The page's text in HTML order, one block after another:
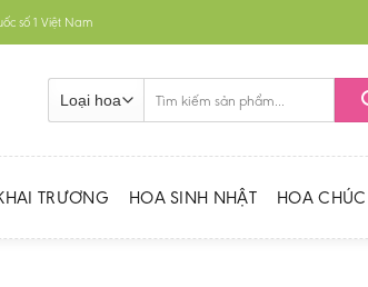
số 1 Việt Nam
kiếm:
TRƯƠNG HOA SINH NHẬT HOA